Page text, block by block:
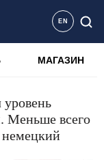
EN
МАГАЗИН
Меньше всего
немецкий